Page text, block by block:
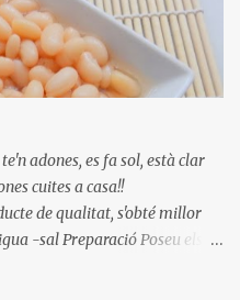
adones, es fa sol, està clar
cuites a casa!!
de qualitat, s'obté millor
-sal Preparació Poseu els